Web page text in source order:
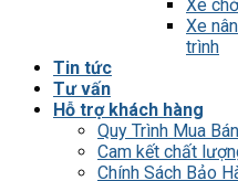
Xe
Xe
trình
Tin tức
Tư vấn
Hỗ trợ khách hàng
Quy Trình Mua
Cam kết chất
Chính Sách Bảo